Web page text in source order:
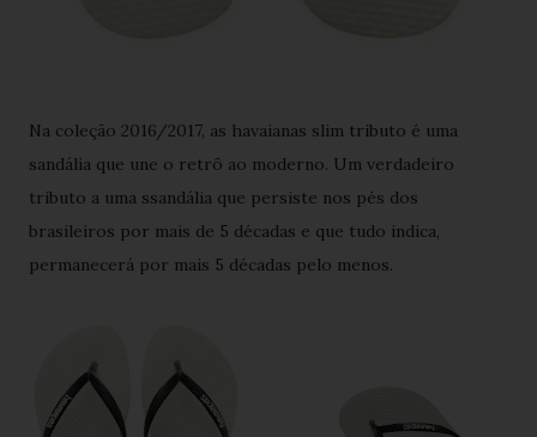
Na coleção 2016/2017, as havaianas slim tributo é uma
sandália que une o retrô ao moderno. Um verdadeiro
tributo a uma ssandália que persiste nos pés dos
brasileiros por mais de 5 décadas e que tudo indica,
permanecerá por mais 5 décadas pelo menos.